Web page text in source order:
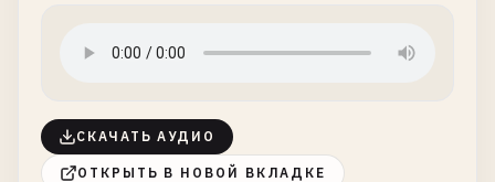
СКАЧАТЬ АУДИО
ОТКРЫТЬ В НОВОЙ ВКЛАДКЕ